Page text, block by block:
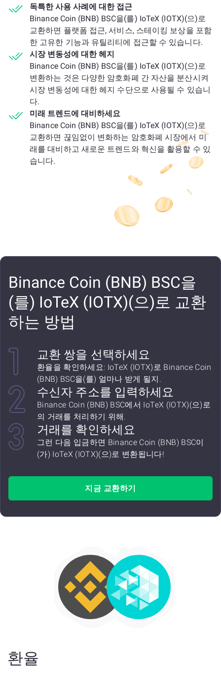
독특한 사용 사례에 대한 접근
Binance Coin (BNB) BSC을(를) IoTeX (IOTX)(으)로
교환하면 플랫폼 접근, 서비스, 스테이킹 보상을 포함
한 고유한 기능과 유틸리티에 접근할 수 있습니다.
시장 변동성에 대한 헤지
Binance Coin (BNB) BSC을(를) IoTeX (IOTX)(으)로
변환하는 것은 다양한 암호화폐 간 자산을 분산시켜
시장 변동성에 대한 헤지 수단으로 사용될 수 있습니
다.
미래 트렌드에 대비하세요
Binance Coin (BNB) BSC을(를) IoTeX (IOTX)(으)로
교환하면 끊임없이 변화하는 암호화폐 시장에서 미
래를 대비하고 새로운 트렌드와 혁신을 활용할 수 있
습니다.
Binance Coin (BNB) BSC을
(를) IoTeX (IOTX)(으)로 교환
하는 방법
교환 쌍을 선택하세요
환율을 확인하세요: IoTeX (IOTX)로 Binance Coin
(BNB) BSC을(를) 얼마나 받게 될지.
수신자 주소를 입력하세요
Binance Coin (BNB) BSC에서 IoTeX (IOTX)(으)로
의 거래를 처리하기 위해.
거래를 확인하세요
그런 다음 입금하면 Binance Coin (BNB) BSC이
(가) IoTeX (IOTX)(으)로 변환됩니다!
지금 교환하기
환율